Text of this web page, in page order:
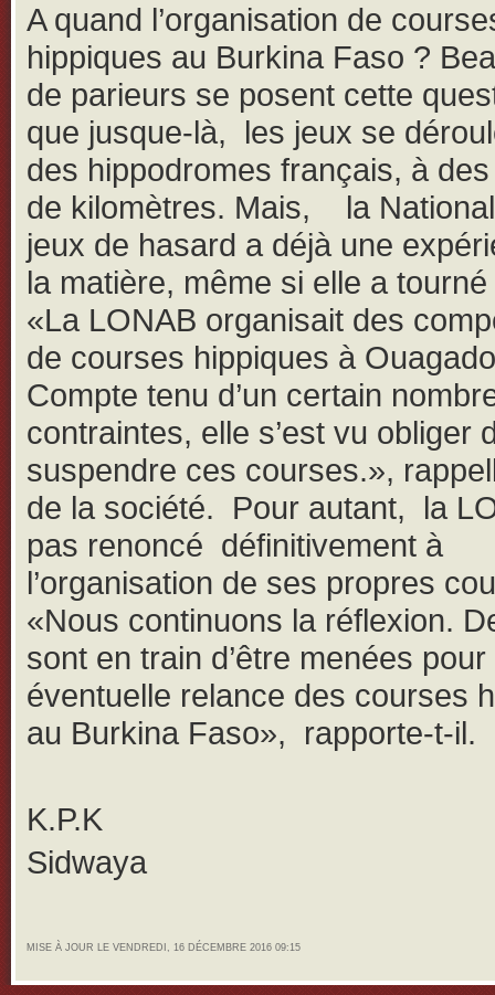
A quand l’organisation de
hippiques au Burkina Faso ?
de parieurs se posent cette
que jusque-là, les jeux se
des hippodromes français, à
de kilomètres. Mais, la
jeux de hasard a déjà une
la matière, même si elle a
«La LONAB organisait des
de courses hippiques à
Compte tenu d’un certain
contraintes, elle s’est vu obliger
suspendre ces courses.»,
de la société. Pour autant, la
pas renoncé définitivement à
l’organisation de ses propres
«Nous continuons la réflexion.
sont en train d’être menées
éventuelle relance des courses
au Burkina Faso», rapporte-t-il.
K.P.K
Sidwaya
MISE À JOUR LE VENDREDI, 16 DÉCEMBRE 2016 09:15